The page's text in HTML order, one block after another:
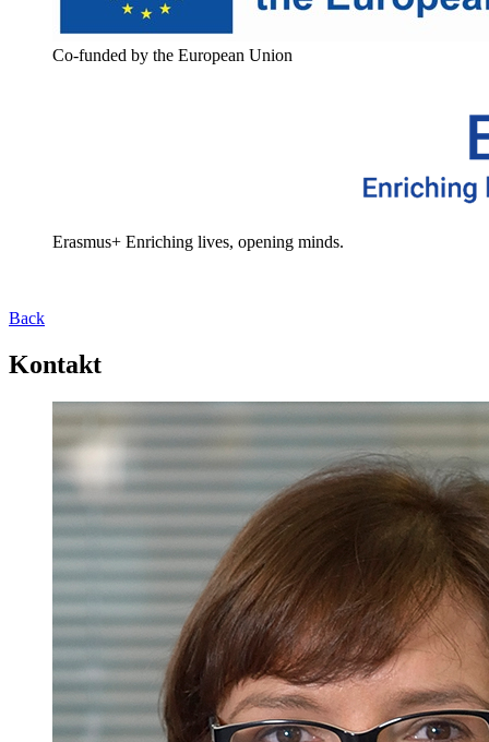
Co-funded by the European Union
Erasmus+ Enriching lives, opening minds.
Back
Kontakt